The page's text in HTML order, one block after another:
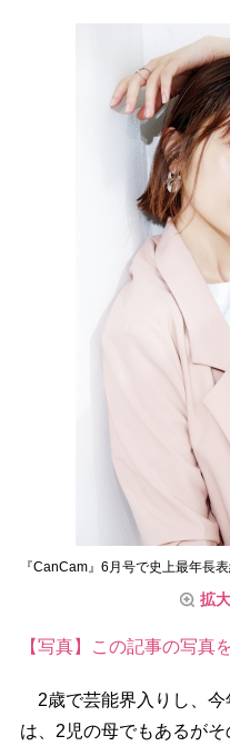
『CanCam』6月号で史上最年長
拡
【写真】この記事の写真
2歳で芸能界入りし、今
は、2児の母でもあるが